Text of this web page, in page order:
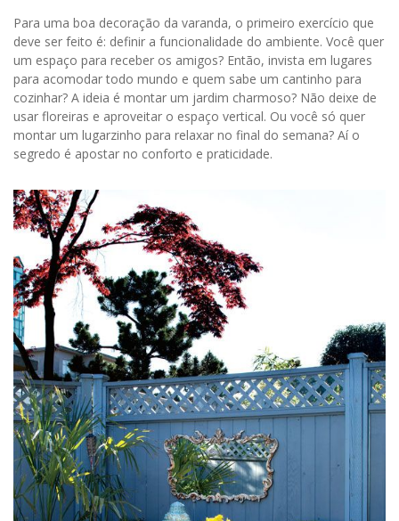
Para uma boa decoração da varanda, o primeiro exercício que
deve ser feito é: definir a funcionalidade do ambiente. Você quer
um espaço para receber os amigos? Então, invista em lugares
para acomodar todo mundo e quem sabe um cantinho para
cozinhar? A ideia é montar um jardim charmoso? Não deixe de
usar floreiras e aproveitar o espaço vertical. Ou você só quer
montar um lugarzinho para relaxar no final do semana? Aí o
segredo é apostar no conforto e praticidade.